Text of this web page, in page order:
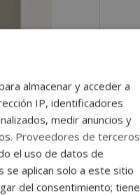
almacenar y acceder a
IP, identificadores
medir anuncios y
Proveedores de terceros
el uso de datos de
se aplican solo a este sitio
del consentimiento; tiene